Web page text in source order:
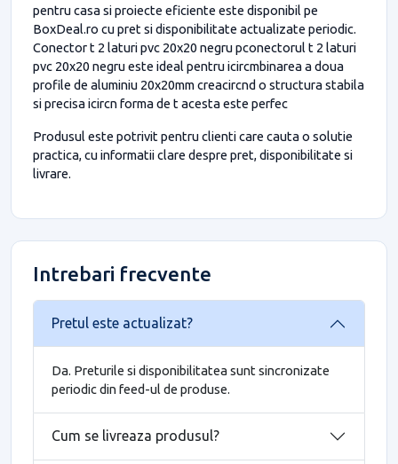
pentru casa si proiecte eficiente este disponibil pe
BoxDeal.ro cu pret si disponibilitate actualizate periodic.
Conector t 2 laturi pvc 20x20 negru pconectorul t 2 laturi
pvc 20x20 negru este ideal pentru icircmbinarea a doua
profile de aluminiu 20x20mm creacircnd o structura stabila
si precisa icircn forma de t acesta este perfec
Produsul este potrivit pentru clienti care cauta o solutie
practica, cu informatii clare despre pret, disponibilitate si
livrare.
Intrebari frecvente
Pretul este actualizat?
Da. Preturile si disponibilitatea sunt sincronizate
periodic din feed-ul de produse.
Cum se livreaza produsul?